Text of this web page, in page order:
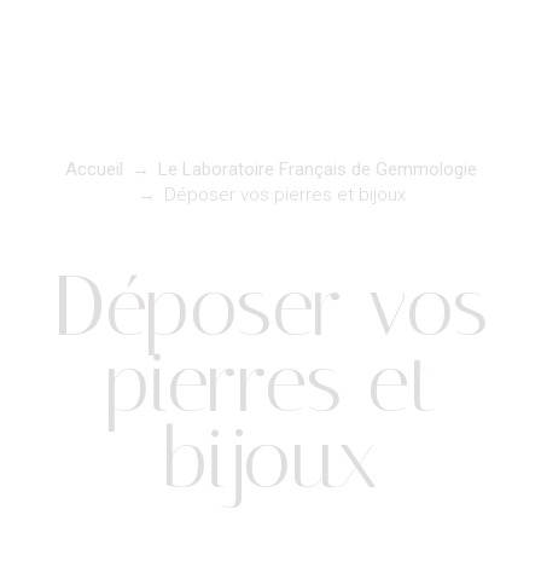
Accueil →
Le Laboratoire Français de Gemmologie
→
Déposer vos pierres et bijoux
Déposer vos
pierres et
bijoux